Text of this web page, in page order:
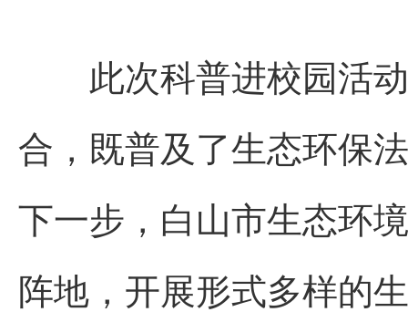
此次科普进校园活动
合，既普及了生态环保
下一步，白山市生态环
阵地，开展形式多样的